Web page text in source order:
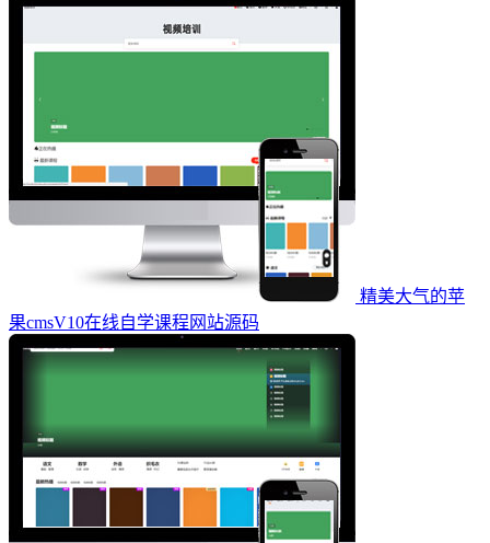
精美大气的苹
果cmsV10在线自学课程网站源码